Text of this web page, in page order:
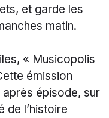
et garde les
matin.
« Musicopolis
émission
épisode, sur
de l’histoire